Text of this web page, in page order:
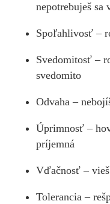
nepotrebuješ sa
Spoľahlivosť –
Svedomitosť –
svedomito
Odvaha –
Úprimnosť –
príjemná
Vďačnosť –
Tolerancia –